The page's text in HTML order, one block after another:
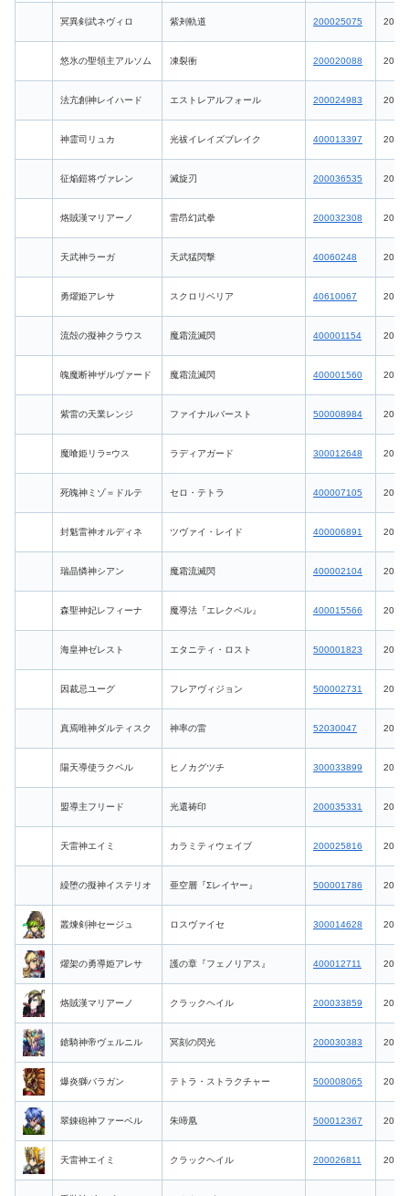
冥異剣武ネヴィロ 紫刔軌道 200025075
悠氷の聖領主アルソム 凍裂衝 200020088
法亢創神レイハード エストレアルフォール 200024983
神霊司リュカ 光祓イレイズブレイク 400013397
征焔鎧将ヴァレン 滅旋刃 200036535
烙賊漢マリアーノ 雷昂幻武拳 200032308
天武神ラーガ 天武猛閃撃 40060248
勇燿姫アレサ スクロリベリア 40610067
流殻の擬神クラウス 魔霜流滅閃 400001154
魄魔断神ザルヴァード 魔霜流滅閃 400001560
紫雷の天業レンジ ファイナルバースト 500008984
魔喰姫リラ=ウス ラディアガード 300012648
死魄神ミゾ＝ドルテ セロ・テトラ 400007105
封魁雷神オルディネ ツヴァイ・レイド 400006891
瑞晶憐神シアン 魔霜流滅閃 400002104
森聖神妃レフィーナ 魔導法『エレクペル』 400015566
海皇神ゼレスト エタニティ・ロスト 500001823
因裁忌ユーグ フレアヴィジョン 500002731
真焉唯神ダルティスク 神率の雷 52030047
陽天導使ラクペル ヒノカグツチ 300033899
盟導主フリード 光還祷印 200035331
天雷神エイミ カラミティウェイブ 200025816
繰堕の擬神イステリオ 亜空層『Σレイヤー』 500001786
叢煉剣神セージュ ロスヴァイセ 300014628
燿架の勇導姫アレサ 護の章『フェノリアス』 400012711
烙賊漢マリアーノ クラックヘイル 200033859
鎗騎神帝ヴェルニル 冥刻の閃光 200030383
爆炎獅バラガン テトラ・ストラクチャー 500008065
翠錬砲神ファーベル 朱啼凰 500012367
天雷神エイミ クラックヘイル 200026811